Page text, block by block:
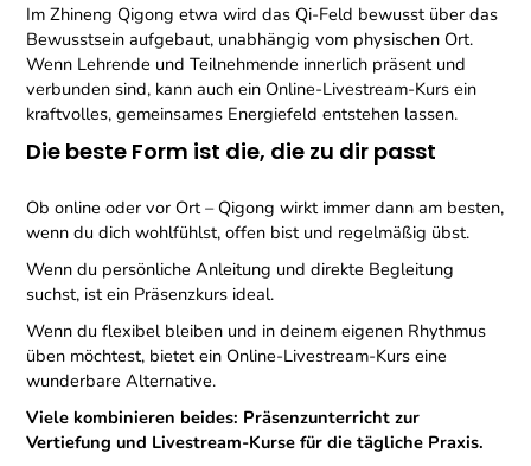
Im Zhineng Qigong etwa wird das Qi-Feld bewusst über das
Bewusstsein aufgebaut, unabhängig vom physischen Ort.
Wenn Lehrende und Teilnehmende innerlich präsent und
verbunden sind, kann auch ein Online-Livestream-Kurs ein
kraftvolles, gemeinsames Energiefeld entstehen lassen.
Die beste Form ist die, die zu dir passt
Ob online oder vor Ort – Qigong wirkt immer dann am besten,
wenn du dich wohlfühlst, offen bist und regelmäßig übst.
Wenn du persönliche Anleitung und direkte Begleitung
suchst, ist ein Präsenzkurs ideal.
Wenn du flexibel bleiben und in deinem eigenen Rhythmus
üben möchtest, bietet ein Online-Livestream-Kurs eine
wunderbare Alternative.
Viele kombinieren beides: Präsenzunterricht zur
Vertiefung und Livestream-Kurse für die tägliche Praxis.